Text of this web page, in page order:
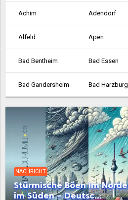
Achim Adendorf
Alfeld Apen
Bad Bentheim Bad Essen
Bad Gandersheim Bad Harzburg
Bad Lauterberg
Bad Pyrmont Bad
Barsinghausen Barßel
Belm Bergen
NACHRICHT
Stürmische Böen im
im Süden – Deutsc...